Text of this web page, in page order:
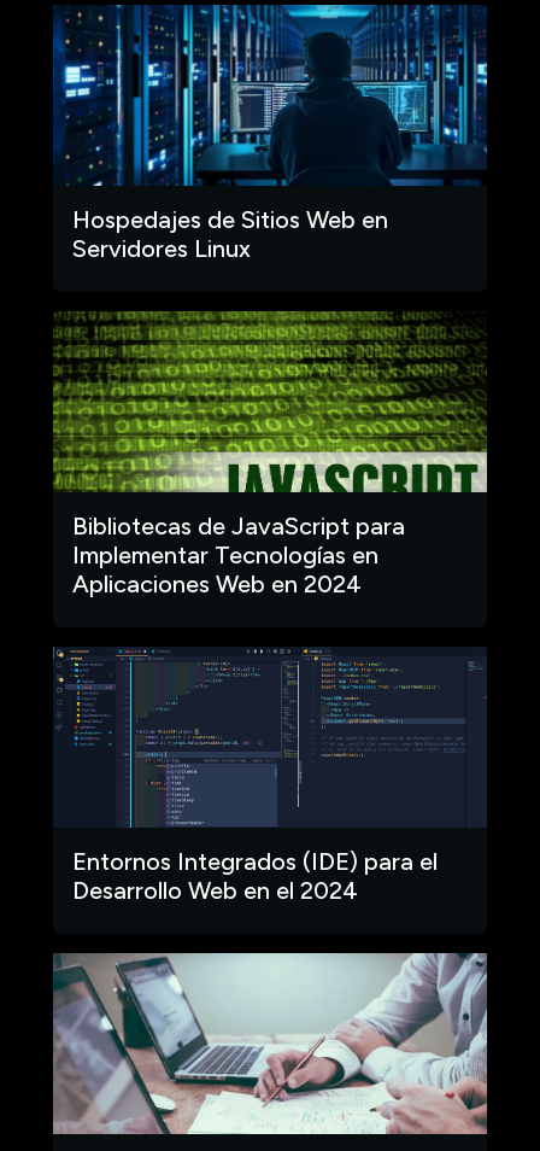
Hospedajes de Sitios Web en
Servidores Linux
Bibliotecas de JavaScript para
Implementar Tecnologías en
Aplicaciones Web en 2024
Entornos Integrados (IDE) para el
Desarrollo Web en el 2024